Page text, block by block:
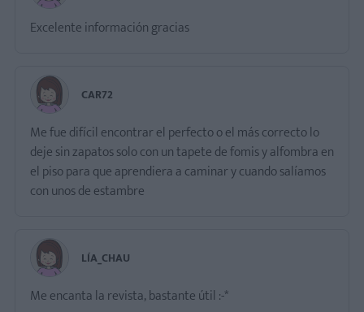
Excelente información gracias
CAR72
Me fue difícil encontrar el perfecto o el más correcto lo
deje sin zapatos solo con un tapete de fomis y alfombra en
el piso para que aprendiera a caminar y cuando salíamos
con unos de estambre
LÍA_CHAU
Me encanta la revista, bastante útil :-*